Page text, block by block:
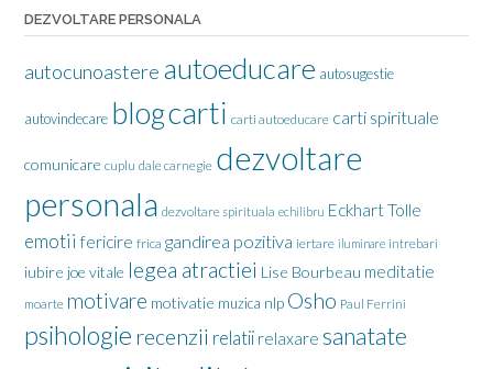
DEZVOLTARE PERSONALA
autocunoastere autoeducare autosugestie
autovindecare blogcarti carti autoeducare carti spirituale
comunicare cuplu dale carnegie dezvoltare
personala dezvoltare spirituala echilibru Eckhart Tolle
emotii fericire frica gandirea pozitiva iertare iluminare intrebari
iubire joe vitale legea atractiei Lise Bourbeau meditatie
moarte motivare motivatie muzica nlp Osho Paul Ferrini
psihologie recenzii relatii relaxare sanatate